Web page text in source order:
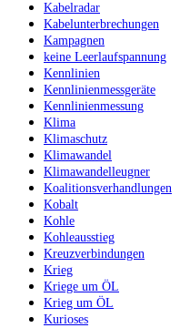
Kabelradar
Kabelunterbrechungen
Kampagnen
keine Leerlaufspannung
Kennlinien
Kennlinienmessgeräte
Kennlinienmessung
Klima
Klimaschutz
Klimawandel
Klimawandelleugner
Koalitionsverhandlungen
Kobalt
Kohle
Kohleausstieg
Kreuzverbindungen
Krieg
Kriege um ÖL
Krieg um ÖL
Kurioses